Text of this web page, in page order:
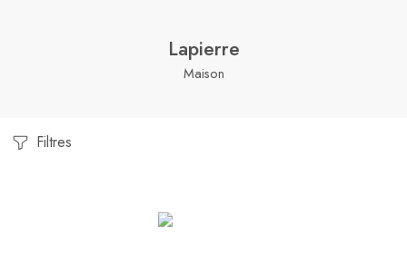
Lapierre
Maison
Filtres